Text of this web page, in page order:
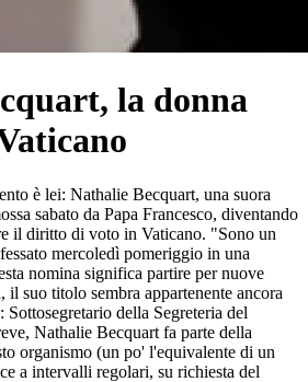
la donna
è lei: Nathalie Becquart, una suora
sabato da Papa Francesco, diventando
il diritto di voto in Vaticano. "Sono un
mercoledì pomeriggio in una
nomina significa partire per nuove
suo titolo sembra appartenente ancora
Sottosegretario della Segreteria del
Nathalie Becquart fa parte della
organismo (un po' l'equivalente di un
a intervalli regolari, su richiesta del